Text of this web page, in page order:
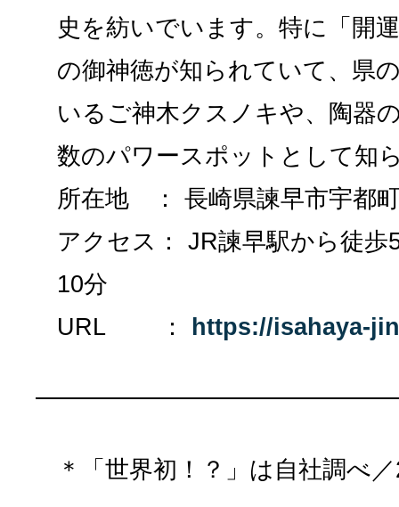
史を紡いでいます。特に「開
の御神徳が知られていて、県
いるご神木クスノキや、陶器
数のパワースポットとして知
所在地 ： 長崎県諫早市宇都
アクセス： JR諫早駅から徒歩
10分
URL ： https://isahaya-
＊「世界初！？」は自社調べ